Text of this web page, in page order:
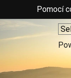
Pomocí